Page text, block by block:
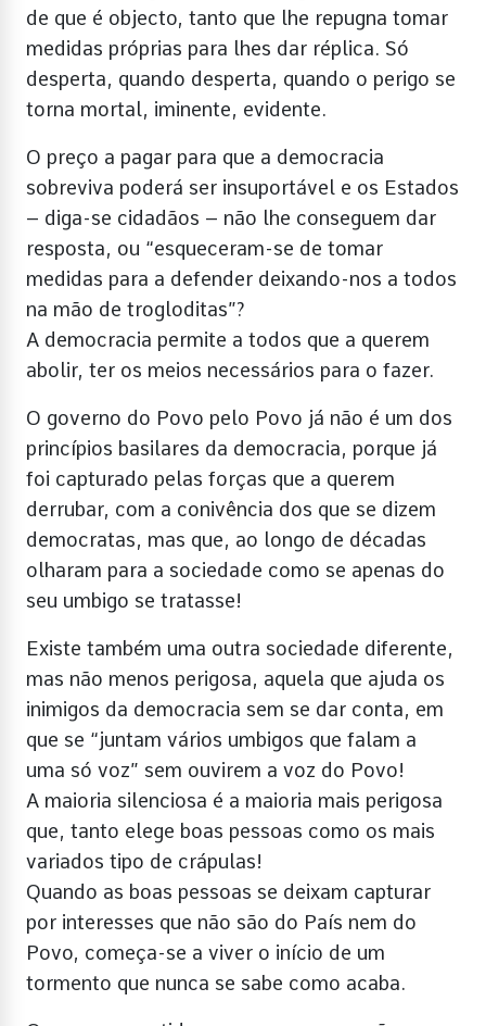
de que é objecto, tanto que lhe repugna tomar
medidas próprias para lhes dar réplica. Só
desperta, quando desperta, quando o perigo se
torna mortal, iminente, evidente.
O preço a pagar para que a democracia
sobreviva poderá ser insuportável e os Estados
– diga-se cidadãos – não lhe conseguem dar
resposta, ou “esqueceram-se de tomar
medidas para a defender deixando-nos a todos
na mão de trogloditas”?
A democracia permite a todos que a querem
abolir, ter os meios necessários para o fazer.
O governo do Povo pelo Povo já não é um dos
princípios basilares da democracia, porque já
foi capturado pelas forças que a querem
derrubar, com a conivência dos que se dizem
democratas, mas que, ao longo de décadas
olharam para a sociedade como se apenas do
seu umbigo se tratasse!
Existe também uma outra sociedade diferente,
mas não menos perigosa, aquela que ajuda os
inimigos da democracia sem se dar conta, em
que se “juntam vários umbigos que falam a
uma só voz” sem ouvirem a voz do Povo!
A maioria silenciosa é a maioria mais perigosa
que, tanto elege boas pessoas como os mais
variados tipo de crápulas!
Quando as boas pessoas se deixam capturar
por interesses que não são do País nem do
Povo, começa-se a viver o início de um
tormento que nunca se sabe como acaba.